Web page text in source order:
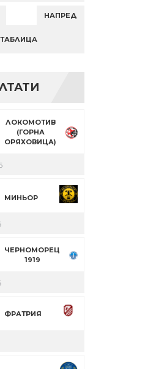
НАПРЕД
ЛОКОМОТИВ
(ГОРНА
ОРЯХОВИЦА)
МИНЬОР
ЧЕРНОМОРЕЦ
1919
ФРАТРИЯ